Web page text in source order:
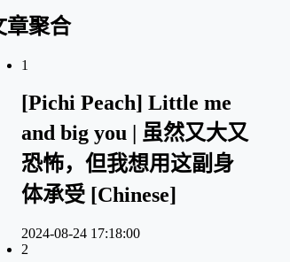
章聚合
1
[Pichi Peach] Little me
and big you | 虽然又大又
恐怖，但我想用这副身
体承受 [Chinese]
2024-08-24 17:18:00
2